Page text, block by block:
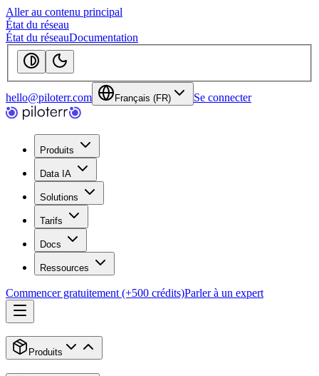
Aller au contenu principal
État du réseau
État du réseauDocumentation
hello@piloterr.com Français (FR) Se connecter
Produits
Data IA
Solutions
Tarifs
Docs
Ressources
Commencer gratuitement (+500 crédits)Parler à un expert
Produits